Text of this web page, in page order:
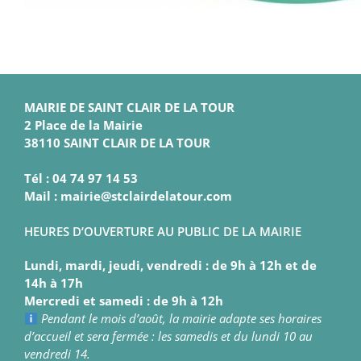
MAIRIE DE SAINT CLAIR DE LA TOUR
2 Place de la Mairie
38110 SAINT CLAIR DE LA TOUR
Tél : 04 74 97 14 53
Mail : mairie@stclairdelatour.com
HEURES D’OUVERTURE AU PUBLIC DE LA MAIRIE
Lundi, mardi, jeudi, vendredi : de 9h à 12h et de
14h à 17h
Mercredi et samedi : de 9h à 12h
Pendant le mois d’août, la mairie adapte ses horaires
d’accueil et sera fermée : les samedis et du lundi 10 au
vendredi 14.